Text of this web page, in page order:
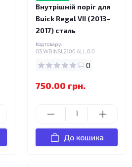
Внутрішній поріг для
Buick Regal VII (2013–
2017) сталь
Код товару:
03.WBINSL2100.ALL.0.0
0
750.00 грн.
До кошика